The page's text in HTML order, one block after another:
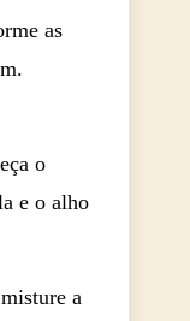
as
o
e o alho
a